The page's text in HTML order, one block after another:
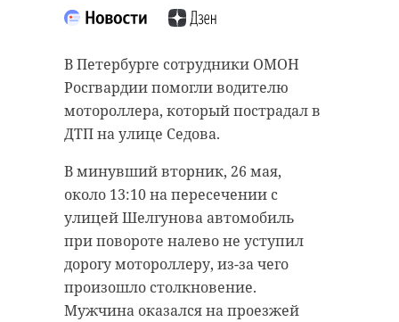
В Петербурге сотрудники ОМОН
Росгвардии помогли водителю
мотороллера, который пострадал в
ДТП на улице Седова.
В минувший вторник, 26 мая,
около 13:10 на пересечении с
улицей Шелгунова автомобиль
при повороте налево не уступил
дорогу мотороллеру, из-за чего
произошло столкновение.
Мужчина оказался на проезжей